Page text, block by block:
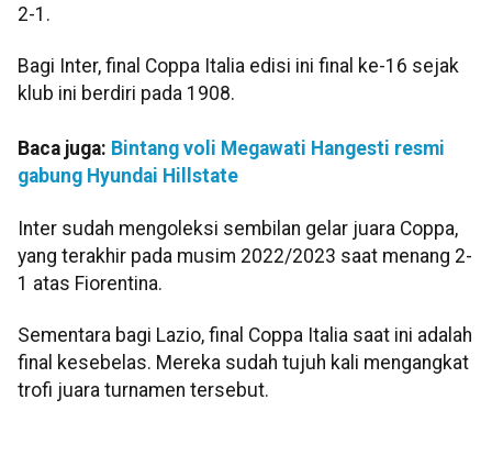
2-1.
Bagi Inter, final Coppa Italia edisi ini final ke-16 sejak
klub ini berdiri pada 1908.
Baca juga: Bintang voli Megawati Hangesti resmi
gabung Hyundai Hillstate
Inter sudah mengoleksi sembilan gelar juara Coppa,
yang terakhir pada musim 2022/2023 saat menang 2-
1 atas Fiorentina.
Sementara bagi Lazio, final Coppa Italia saat ini adalah
final kesebelas. Mereka sudah tujuh kali mengangkat
trofi juara turnamen tersebut.